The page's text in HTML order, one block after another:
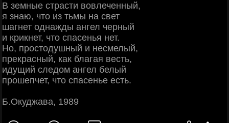
В земные страсти вовлеченный,
я знаю, что из тьмы на свет
шагнет однажды ангел черный
и крикнет, что спасенья нет.
Но, простодушный и несмелый,
прекрасный, как благая весть,
идущий следом ангел белый
прошепчет, что спасенье есть.
Б.Окуджава, 1989